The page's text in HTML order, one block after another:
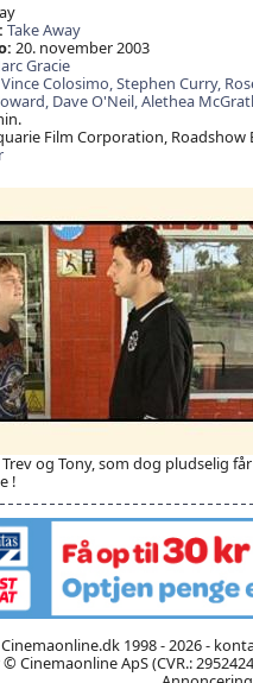
Take Away
20. november 2003
Gracie
Vince Colosimo,Stephen Curry,
Dave O'Neil,Alethea
Film Corporation,
og Tony, som dog pludselig får
!
1998 - 2026 -
Cinemaonline ApS (CVR.: